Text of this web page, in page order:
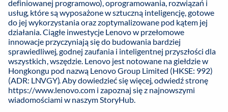
definiowanej programowo), oprogramowania, rozwiązań i
usług, które są wyposażone w sztuczną inteligencję, gotowe
do jej wykorzystania oraz zoptymalizowane pod kątem jej
działania. Ciągłe inwestycje Lenovo w przełomowe
innowacje przyczyniają się do budowania bardziej
sprawiedliwej, godnej zaufania i inteligentnej przyszłości dla
wszystkich, wszędzie. Lenovo jest notowane na giełdzie w
Hongkongu pod nazwą Lenovo Group Limited (HKSE: 992)
(ADR: LNVGY). Aby dowiedzieć się więcej, odwiedź stronę
https://www.lenovo.com i zapoznaj się z najnowszymi
wiadomościami w naszymStoryHub.